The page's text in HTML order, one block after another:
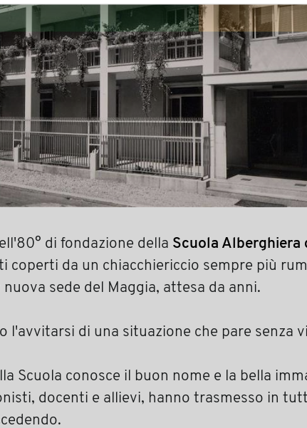
di fondazione della Scuola Alberghiera
coperti da un chiacchiericcio sempre più
sede del Maggia, attesa da anni.
l'avvitarsi di una situazione che pare senza
Scuola conosce il buon nome e la bella
docenti e allievi, hanno trasmesso in